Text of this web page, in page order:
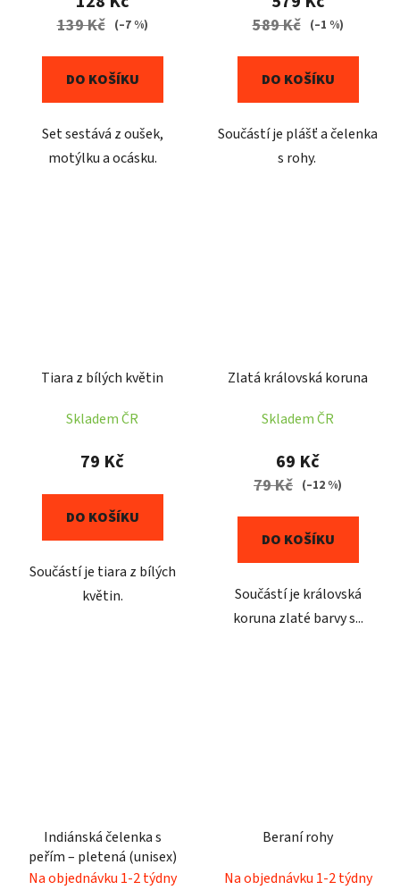
139 Kč (–7 %)
DO KOŠÍKU
Set sestává z oušek,
motýlku a ocásku.
589 Kč (–1 %)
DO KOŠÍKU
Součástí je plášť a čelenka
s rohy.
Tiara z bílých květin
Skladem ČR
79 Kč
DO KOŠÍKU
Součástí je tiara z bílých
květin.
Zlatá královská koruna
Skladem ČR
69 Kč
79 Kč (–12 %)
DO KOŠÍKU
Součástí je královská
koruna zlaté barvy s...
Indiánská čelenka s
peřím – pletená (unisex)
Na objednávku 1-2 týdny
Beraní rohy
Na objednávku 1-2 týdny